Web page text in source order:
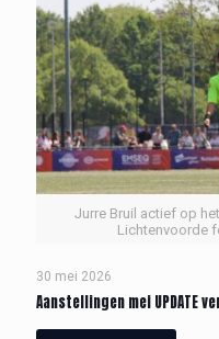
Jurre Bruil actief op
Lichtenvoorde
30 mei 2026
Aanstellingen mei UPDATE